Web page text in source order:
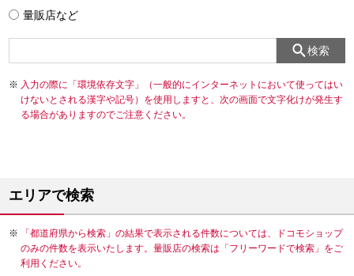
量販店など
検索
入力の際に「環境依存文字」（一般的にインターネットにおいて使ってはい
けないとされる漢字や記号）を使用しますと、次の画面で文字化けが発生す
る場合がありますのでご注意ください。
エリアで検索
「都道府県から検索」の結果で表示される件数については、ドコモショップ
のみの件数を表示いたします。量販店の検索は「フリーワードで検索」をご
利用ください。